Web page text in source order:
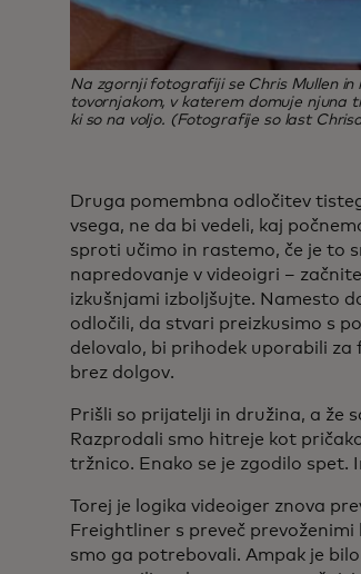
Na zgornji fotografiji se Chris Mullen
tovornjakom, v katerem domuje njuna
ki so na voljo. (Fotografije so last
Druga pomembna odločitev
vsega, ne da bi vedeli, kaj
sproti učimo in rastemo, če je to
napredovanje v videoigri –
izkušnjami izboljšujte. Namesto
odločili, da stvari preizkusimo s
delovalo, bi prihodek uporabili
brez dolgov.
Prišli so prijatelji in družina, a že
Razprodali smo hitreje kot
tržnico. Enako se je zgodilo spet.
Torej je logika videoiger znova
Freightliner s preveč
smo ga potrebovali. Ampak je